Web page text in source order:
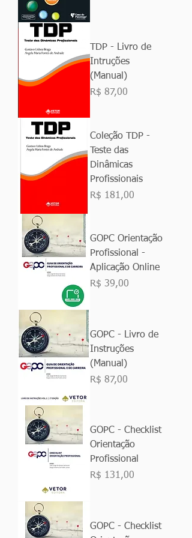
TDP - Livro de
Intruções
(Manual)
Preço
R$ 87,00
Coleção TDP -
Teste das
Dinâmicas
Profissionais
Preço
R$ 181,00
GOPC Orientação
Profissional -
Aplicação Online
Preço
R$ 39,00
GOPC - Livro de
Instruções
(Manual)
Preço
R$ 87,00
GOPC - Checklist
Orientação
Profissional
Preço
R$ 131,00
GOPC - Checklist